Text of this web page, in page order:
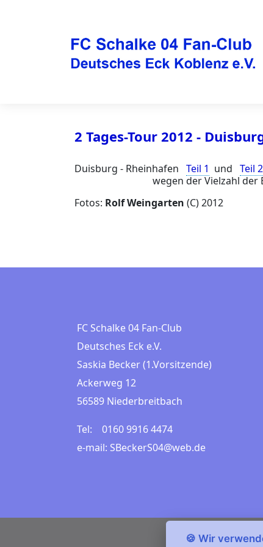
2 Tages-Tour 2012 -
Duisburg - Rheinhafen Teil 1 und Teil 2
wegen der Vielzahl der Bilder
Fotos: Rolf Weingarten (C) 2012
FC Schalke 04 Fan-Club
Deutsches Eck e.V.
Saskia Becker (1.Vorsitzende)
Ackerweg 12
56589 Niederbreitbach
Tel: 0160 9916 4474
e-mail: SBeckerS04@web.de
🍪 Wir